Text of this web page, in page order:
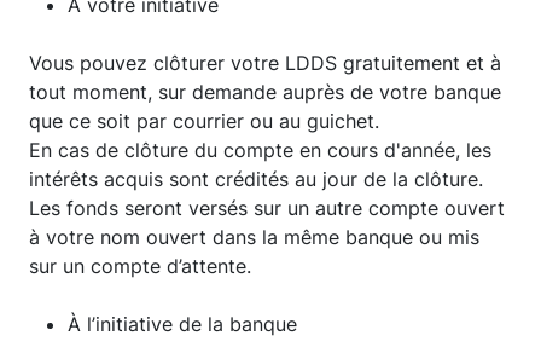
À votre initiative
Vous pouvez clôturer votre LDDS gratuitement et à
tout moment, sur demande auprès de votre banque
que ce soit par courrier ou au guichet.
En cas de clôture du compte en cours d'année, les
intérêts acquis sont crédités au jour de la clôture.
Les fonds seront versés sur un autre compte ouvert
à votre nom ouvert dans la même banque ou mis
sur un compte d’attente.
À l’initiative de la banque